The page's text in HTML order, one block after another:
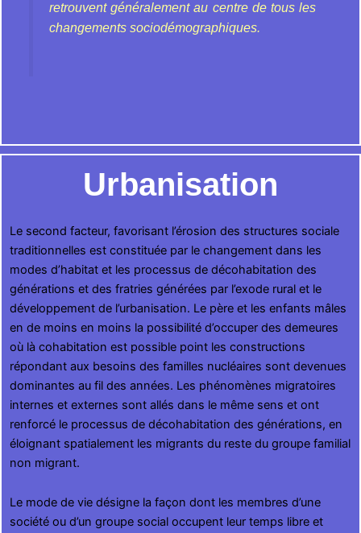
retrouvent généralement au centre de tous les
changements sociodémographiques.
Urbanisation
Le second facteur, favorisant l’érosion des structures sociale
traditionnelles est constituée par le changement dans les
modes d’habitat et les processus de décohabitation des
générations et des fratries générées par l’exode rural et le
développement de l’urbanisation. Le père et les enfants mâles
en de moins en moins la possibilité d’occuper des demeures
où là cohabitation est possible point les constructions
répondant aux besoins des familles nucléaires sont devenues
dominantes au fil des années. Les phénomènes migratoires
internes et externes sont allés dans le même sens et ont
renforcé le processus de décohabitation des générations, en
éloignant spatialement les migrants du reste du groupe familial
non migrant.
Le mode de vie désigne la façon dont les membres d’une
société ou d’un groupe social occupent leur temps libre et